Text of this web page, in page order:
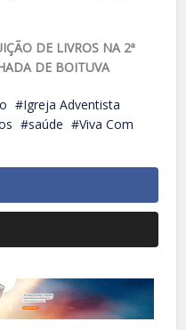
DE LIVROS NA 2ª
DE BOITUVA
Igreja Adventista
saúde
Viva Com